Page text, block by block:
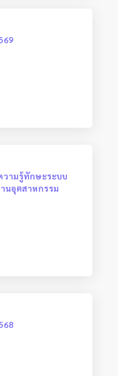
ามรู้ทักษะระบบ
นอุตสาหกรรม